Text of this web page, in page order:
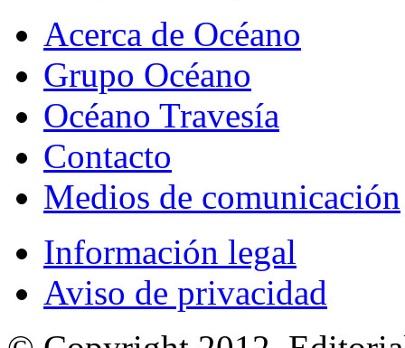
Acerca de Océano
Grupo Océano
Océano Travesía
Contacto
Medios de comunicación
Información legal
Aviso de privacidad